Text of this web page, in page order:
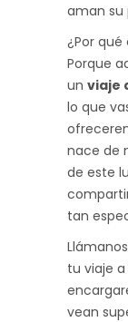
aman su
¿Por qué
Porque
un viaje
lo que
nace de
de este
tan
tu viaje a
vean